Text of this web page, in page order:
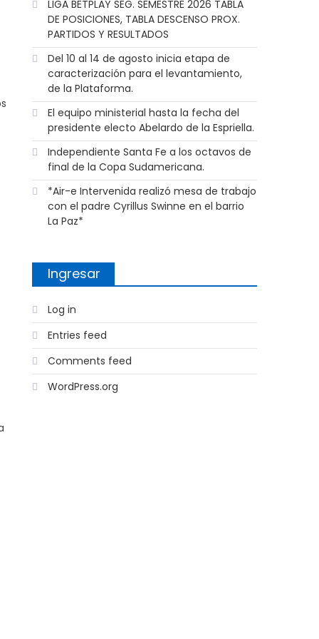
LIGA BETPLAY SEG. SEMESTRE 2026 TABLA
DE POSICIONES, TABLA DESCENSO PROX.
PARTIDOS Y RESULTADOS
Del 10 al 14 de agosto inicia etapa de
caracterización para el levantamiento,
de la Plataforma.
El equipo ministerial hasta la fecha del
presidente electo Abelardo de la Espriella.
Independiente Santa Fe a los octavos de
final de la Copa Sudamericana.
*Air-e Intervenida realizó mesa de trabajo
con el padre Cyrillus Swinne en el barrio
La Paz*
Ingresar
Log in
Entries feed
Comments feed
WordPress.org